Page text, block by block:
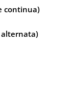
continua)
alternata)